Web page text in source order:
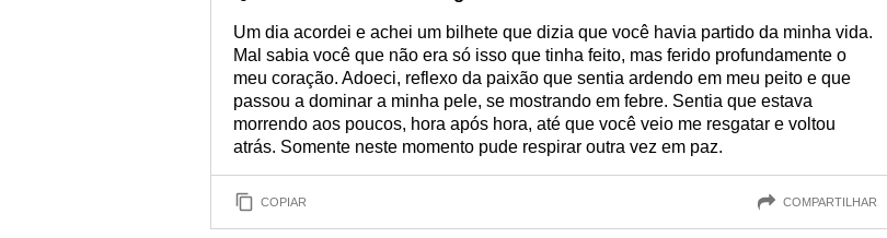
Um dia acordei e achei um bilhete que dizia que você havia partido da minha vida.
Mal sabia você que não era só isso que tinha feito, mas ferido profundamente o
meu coração. Adoeci, reflexo da paixão que sentia ardendo em meu peito e que
passou a dominar a minha pele, se mostrando em febre. Sentia que estava
morrendo aos poucos, hora após hora, até que você veio me resgatar e voltou
atrás. Somente neste momento pude respirar outra vez em paz.
COPIAR COMPARTILHAR